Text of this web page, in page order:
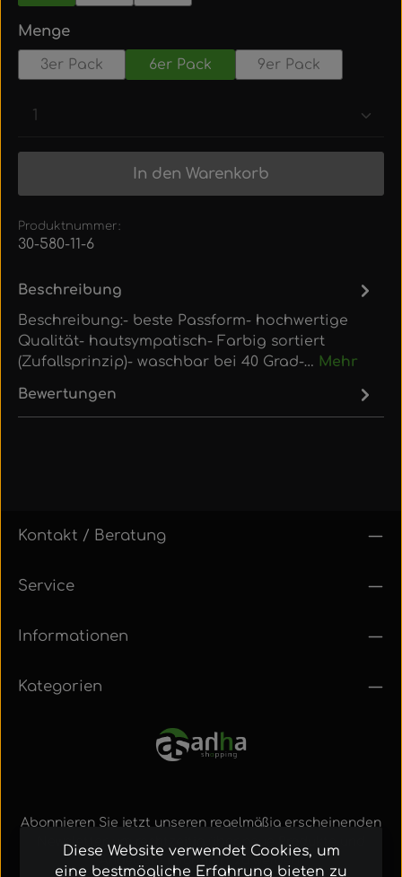
Mengeauswählen
3er Pack 6er Pack 9er Pack
Produkt Anzahl: Gib den gewünschten Wert
In den Warenkorb
Produktnummer:
30-580-11-6
Beschreibung
Beschreibung:- beste Passform- hochwertige
Qualität- hautsympatisch- Farbig sortiert
(Zufallsprinzip)- waschbar bei 40 Grad-… Mehr
Bewertungen
Kontakt / Beratung
Service
Informationen
Kategorien
Abonnieren Sie jetzt unseren regelmäßig erscheinenden
Newsletter, um rechtzeitig über neue Produkte und
Angebote informiert zu werden.
Diese Website verwendet Cookies, um
eine bestmögliche Erfahrung bieten zu